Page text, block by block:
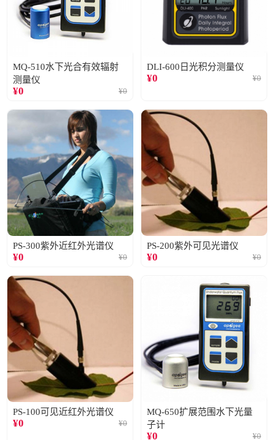
MQ-510水下光合有效辐射
测量仪
¥0 ¥0
DLI-600日光积分测量仪
¥0 ¥0
PS-300紫外近红外光谱仪
¥0 ¥0
PS-200紫外可见光谱仪
¥0 ¥0
PS-100可见近红外光谱仪
¥0 ¥0
MQ-650扩展范围水下光量
子计
¥0 ¥0